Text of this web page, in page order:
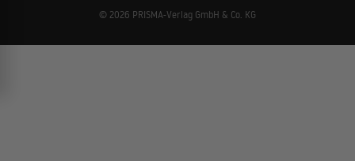
© 2026 PRISMA-Verlag GmbH & Co. KG